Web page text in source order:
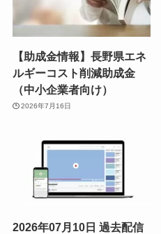
【助成金情報】長野県エネ
ルギーコスト削減助成金
（中小企業者向け）
2026年7月16日
2026年07月10日 過去配信